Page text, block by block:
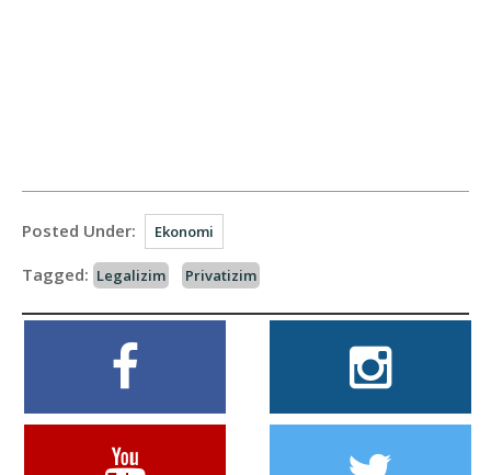
Posted Under: Ekonomi
Tagged: Legalizim Privatizim